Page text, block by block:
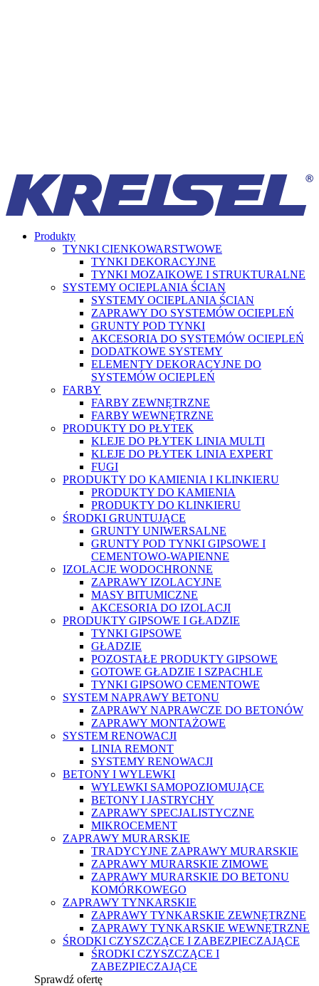
Produkty
TYNKI CIENKOWARSTWOWE
TYNKI DEKORACYJNE
TYNKI MOZAIKOWE I STRUKTURALNE
SYSTEMY OCIEPLANIA ŚCIAN
SYSTEMY OCIEPLANIA ŚCIAN
ZAPRAWY DO SYSTEMÓW OCIEPLEŃ
GRUNTY POD TYNKI
AKCESORIA DO SYSTEMÓW OCIEPLEŃ
DODATKOWE SYSTEMY
ELEMENTY DEKORACYJNE DO
SYSTEMÓW OCIEPLEŃ
FARBY
FARBY ZEWNĘTRZNE
FARBY WEWNĘTRZNE
PRODUKTY DO PŁYTEK
KLEJE DO PŁYTEK LINIA MULTI
KLEJE DO PŁYTEK LINIA EXPERT
FUGI
PRODUKTY DO KAMIENIA I KLINKIERU
PRODUKTY DO KAMIENIA
PRODUKTY DO KLINKIERU
ŚRODKI GRUNTUJĄCE
GRUNTY UNIWERSALNE
GRUNTY POD TYNKI GIPSOWE I
CEMENTOWO-WAPIENNE
IZOLACJE WODOCHRONNE
ZAPRAWY IZOLACYJNE
MASY BITUMICZNE
AKCESORIA DO IZOLACJI
PRODUKTY GIPSOWE I GŁADZIE
TYNKI GIPSOWE
GŁADZIE
POZOSTAŁE PRODUKTY GIPSOWE
GOTOWE GŁADZIE I SZPACHLE
TYNKI GIPSOWO CEMENTOWE
SYSTEM NAPRAWY BETONU
ZAPRAWY NAPRAWCZE DO BETONÓW
ZAPRAWY MONTAŻOWE
SYSTEM RENOWACJI
LINIA REMONT
SYSTEMY RENOWACJI
BETONY I WYLEWKI
WYLEWKI SAMOPOZIOMUJĄCE
BETONY I JASTRYCHY
ZAPRAWY SPECJALISTYCZNE
MIKROCEMENT
ZAPRAWY MURARSKIE
TRADYCYJNE ZAPRAWY MURARSKIE
ZAPRAWY MURARSKIE ZIMOWE
ZAPRAWY MURARSKIE DO BETONU
KOMÓRKOWEGO
ZAPRAWY TYNKARSKIE
ZAPRAWY TYNKARSKIE ZEWNĘTRZNE
ZAPRAWY TYNKARSKIE WEWNĘTRZNE
ŚRODKI CZYSZCZĄCE I ZABEZPIECZAJĄCE
ŚRODKI CZYSZCZĄCE I
ZABEZPIECZAJĄCE
Sprawdź ofertę